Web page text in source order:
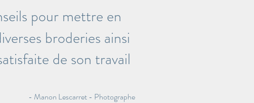
pour mettre en
broderies ainsi
de son travail
- Manon Lescarret - Photographe